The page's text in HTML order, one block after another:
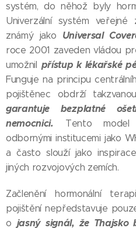
systém, do něhož byly
Univerzální systém
známý jako Universal
roce 2001 zaveden vládou
umožnil přístup k lékařské
Funguje na principu
pojištěnec obdrží
garantuje bezplatné
nemocnici. Tento model
odbornými institucemi jako
a často slouží jako
jiných rozvojových zemích.
Začlenění hormonální
pojištění nepředstavuje
o jasný signál, že